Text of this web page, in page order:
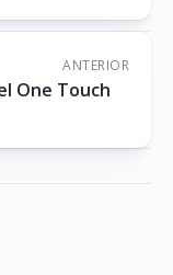
ANTERIOR
One Touch